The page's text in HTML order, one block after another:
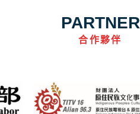
PARTNER
合作夥伴